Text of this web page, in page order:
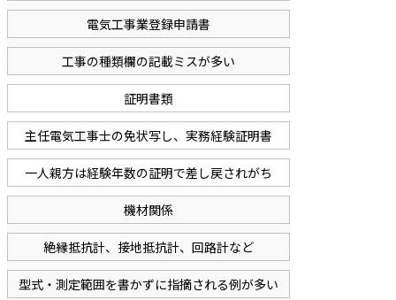
電気工事業登録申請書
工事の種類欄の記載ミスが多い
証明書類
主任電気工事士の免状写し、実務経験証明書
一人親方は経験年数の証明で差し戻されがち
機材関係
絶縁抵抗計、接地抵抗計、回路計など
型式・測定範囲を書かずに指摘される例が多い